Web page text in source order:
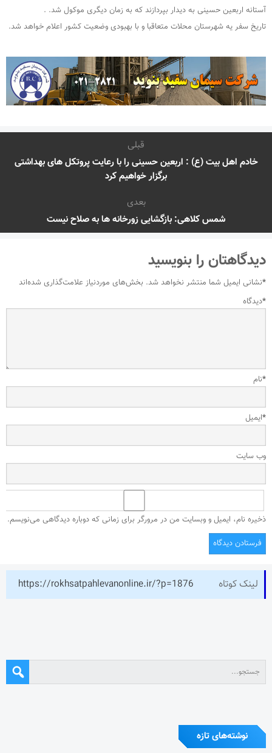
آستانه اربعین حسینی به دیدار بپردازند که به زمان دیگری موکول شد. .
تاریخ سفر یه شهرستان محلات متعاقبا و با بهبودی وضعیت کشور اعلام خواهد شد.
قبلی
خادم اهل بیت (ع) : اربعین حسینی را با رعایت پروتکل های بهداشتی
برگزار خواهیم کرد
بعدی
شمس کلاهی: بازگشایی زورخانه ها به صلاح نیست
دیدگاهتان را بنویسید
نشانی ایمیل شما منتشر نخواهد شد. بخش‌های موردنیاز علامت‌گذاری شده‌اند
*
دیدگاه*
نام*
ایمیل*
وب‌ سایت
ذخیره نام، ایمیل و وبسایت من در مرورگر برای زمانی که دوباره دیدگاهی می‌نویسم.
لینک کوتاه https://rokhsatpahlevanonline.ir/?p=1876
نوشته‌های تازه